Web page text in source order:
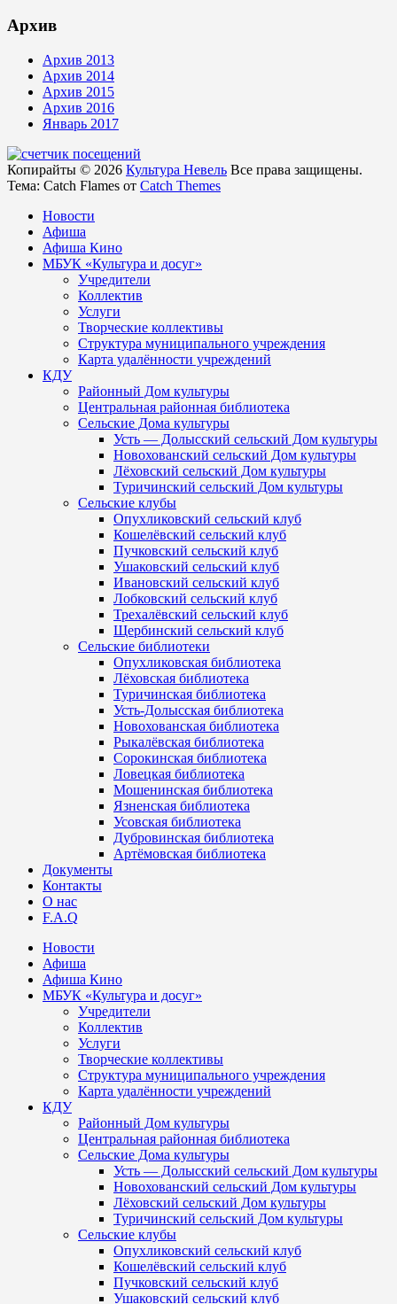
Архив
Архив 2013
Архив 2014
Архив 2015
Архив 2016
Январь 2017
Копирайты © 2026 Культура Невель Все права защищены.
Тема: Catch Flames от Catch Themes
Новости
Афиша
Афиша Кино
МБУК «Культура и досуг»
Учредители
Коллектив
Услуги
Творческие коллективы
Структура муниципального учреждения
Карта удалённости учреждений
КДУ
Районный Дом культуры
Центральная районная библиотека
Сельские Дома культуры
Усть — Долысский сельский Дом культуры
Новохованский сельский Дом культуры
Лёховский сельский Дом культуры
Туричинский сельский Дом культуры
Сельские клубы
Опухликовский сельский клуб
Кошелёвский сельский клуб
Пучковский сельский клуб
Ушаковский сельский клуб
Ивановский сельский клуб
Лобковский сельский клуб
Трехалёвский сельский клуб
Щербинский сельский клуб
Сельские библиотеки
Опухликовская библиотека
Лёховская библиотека
Туричинская библиотека
Усть-Долысская библиотека
Новохованская библиотека
Рыкалёвская библиотека
Сорокинская библиотека
Ловецкая библиотека
Мошенинская библиотека
Язненская библиотека
Усовская библиотека
Дубровинская библиотека
Артёмовская библиотека
Документы
Контакты
О нас
F.A.Q
Новости
Афиша
Афиша Кино
МБУК «Культура и досуг»
Учредители
Коллектив
Услуги
Творческие коллективы
Структура муниципального учреждения
Карта удалённости учреждений
КДУ
Районный Дом культуры
Центральная районная библиотека
Сельские Дома культуры
Усть — Долысский сельский Дом культуры
Новохованский сельский Дом культуры
Лёховский сельский Дом культуры
Туричинский сельский Дом культуры
Сельские клубы
Опухликовский сельский клуб
Кошелёвский сельский клуб
Пучковский сельский клуб
Ушаковский сельский клуб